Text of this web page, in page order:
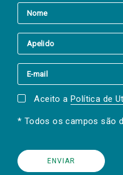
Aceito a Política de
* Todos os campos são